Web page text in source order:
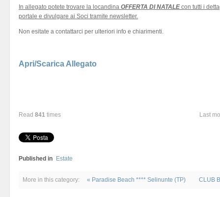
In allegato potete trovare la locandina OFFERTA DI NATALEcon tutti i
portale e divulgare ai Soci tramite newsletter.
Non esitate a contattarci per ulteriori info e chiarimenti.
Apri/Scarica Allegato
Read 841 times Last
Published in Estate
More in this category: « Paradise Beach **** Selinunte (TP) CLUB